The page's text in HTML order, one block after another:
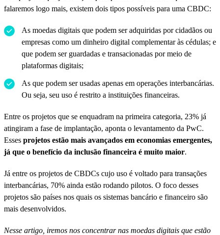
falaremos logo mais, existem dois tipos possíveis para uma CBDC:
As moedas digitais que podem ser adquiridas por cidadãos ou
empresas como um dinheiro digital complementar às cédulas; e
que podem ser guardadas e transacionadas por meio de
plataformas digitais;
As que podem ser usadas apenas em operações interbancárias.
Ou seja, seu uso é restrito a instituições financeiras.
Entre os projetos que se enquadram na primeira categoria, 23% já
atingiram a fase de implantação, aponta o levantamento da PwC.
Esses projetos estão mais avançados em economias emergentes,
já que o benefício da inclusão financeira é muito maior.
Já entre os projetos de CBDCs cujo uso é voltado para transações
interbancárias, 70% ainda estão rodando pilotos. O foco desses
projetos são países nos quais os sistemas bancário e financeiro são
mais desenvolvidos.
Nesse artigo, iremos nos concentrar nas moedas digitais que estão